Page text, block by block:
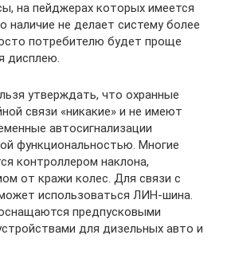
на пейджерах которых имеется
наличие не делает систему более
потребителю будет проще
дисплею.
утверждать, что охранные
связи «никакие» и не имеют
автосигнализации
функциональностью. Многие
контроллером наклона,
от кражи колес. Для связи с
использоваться ЛИН-шина.
предпусковыми
для дизельных авто и